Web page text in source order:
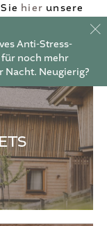
hier unsere
Anti-Stress-
noch mehr
Nacht. Neugierig?